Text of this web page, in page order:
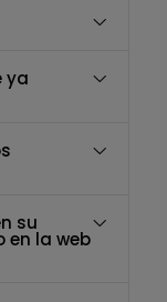
ya
su
en la web